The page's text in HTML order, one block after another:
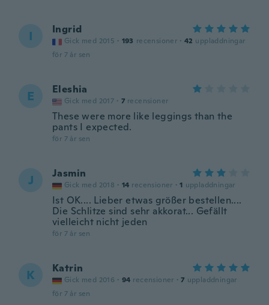
I Ingrid
Gick med 2015 · 193 recensioner · 42 uppladdningar
för 7 år sen
E Eleshia
Gick med 2017 · 7 recensioner
These were more like leggings than the
pants I expected.
för 7 år sen
J Jasmin
Gick med 2018 · 14 recensioner · 1 uppladdningar
Ist OK.... Lieber etwas größer bestellen....
Die Schlitze sind sehr akkorat... Gefällt
vielleicht nicht jeden
för 7 år sen
K Katrin
Gick med 2016 · 94 recensioner · 7 uppladdningar
för 7 år sen